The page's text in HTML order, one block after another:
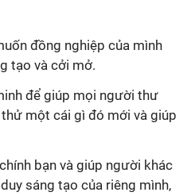
đồng nghiệp của mình
tạo và cởi mở.
để giúp mọi người thư
một cái gì đó mới và giúp
bạn và giúp người khác
sáng tạo của riêng mình,